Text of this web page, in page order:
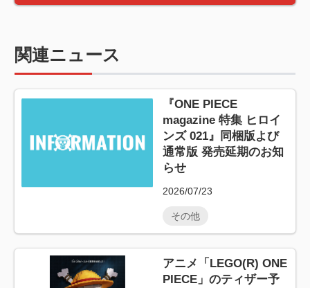
関連ニュース
『ONE PIECE
magazine 特集 ヒロイ
ンズ 021』同梱版よび
通常版 発売延期のお知
らせ
2026/07/23
その他
アニメ「LEGO(R) ONE
PIECE」のティザー予